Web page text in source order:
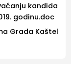
kandida
godinu.doc
Grada Kaštel